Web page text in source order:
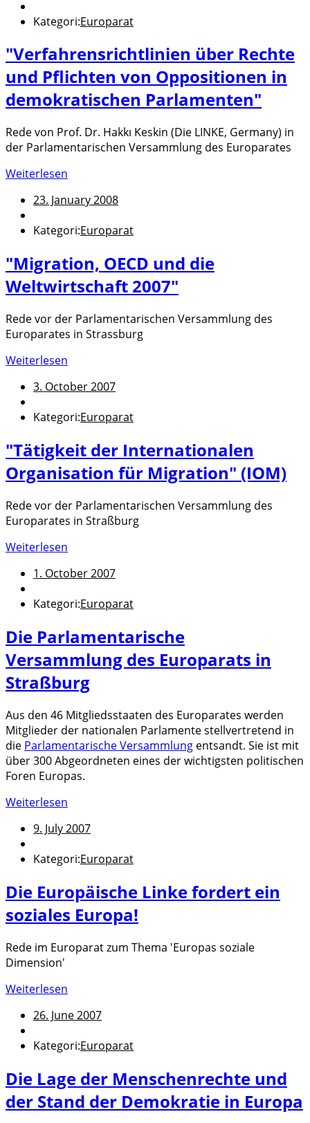
Kategori:Europarat
"Verfahrensrichtlinien über Rechte
und Pflichten von Oppositionen in
demokratischen Parlamenten"
Rede von Prof. Dr. Hakkı Keskin (Die LINKE, Germany) in
der Parlamentarischen Versammlung des Europarates
Weiterlesen
23. January 2008
Kategori:Europarat
"Migration, OECD und die
Weltwirtschaft 2007"
Rede vor der Parlamentarischen Versammlung des
Europarates in Strassburg
Weiterlesen
3. October 2007
Kategori:Europarat
"Tätigkeit der Internationalen
Organisation für Migration" (IOM)
Rede vor der Parlamentarischen Versammlung des
Europarates in Straßburg
Weiterlesen
1. October 2007
Kategori:Europarat
Die Parlamentarische
Versammlung des Europarats in
Straßburg
Aus den 46 Mitgliedsstaaten des Europarates werden
Mitglieder der nationalen Parlamente stellvertretend in
die Parlamentarische Versammlung entsandt. Sie ist mit
über 300 Abgeordneten eines der wichtigsten politischen
Foren Europas.
Weiterlesen
9. July 2007
Kategori:Europarat
Die Europäische Linke fordert ein
soziales Europa!
Rede im Europarat zum Thema 'Europas soziale
Dimension'
Weiterlesen
26. June 2007
Kategori:Europarat
Die Lage der Menschenrechte und
der Stand der Demokratie in Europa